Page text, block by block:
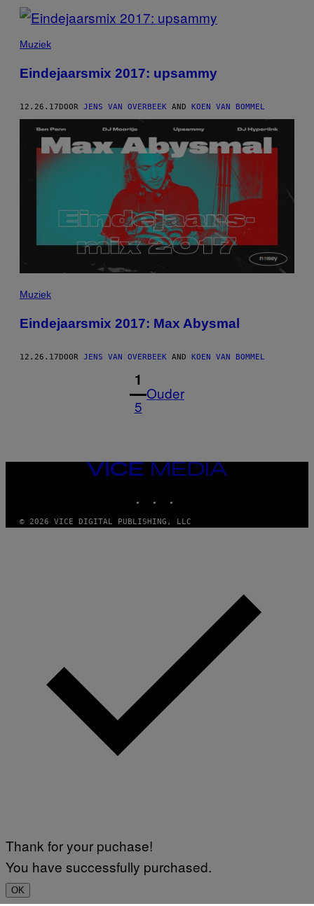
Muziek
Eindejaarsmix 2017: upsammy
12.26.17DOOR JENS VAN OVERBEEK AND KOEN VAN BOMMEL
Muziek
Eindejaarsmix 2017: Max Abysmal
12.26.17 DOOR JENS VAN OVERBEEK AND KOEN VAN BOMMEL
1
5
Ouder
VICE
© 2026 VICE DIGITAL PUBLISHING, LLC
Thank for your puchase!
You have successfully purchased.
OK